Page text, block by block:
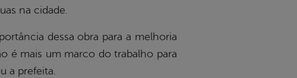
na cidade.
dessa obra para a melhoria
é mais um marco do trabalho para
a prefeita.